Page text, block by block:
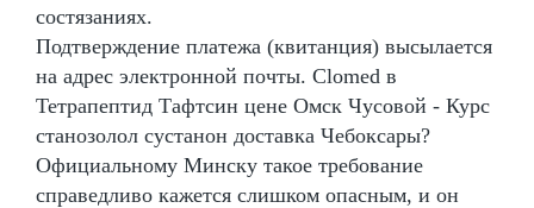
состязаниях.
Подтверждение платежа (квитанция) высылается
на адрес электронной почты. Clomed в
Тетрапептид Тафтсин цене Омск Чусовой - Курс
станозолол сустанон доставка Чебоксары?
Официальному Минску такое требование
справедливо кажется слишком опасным, и он